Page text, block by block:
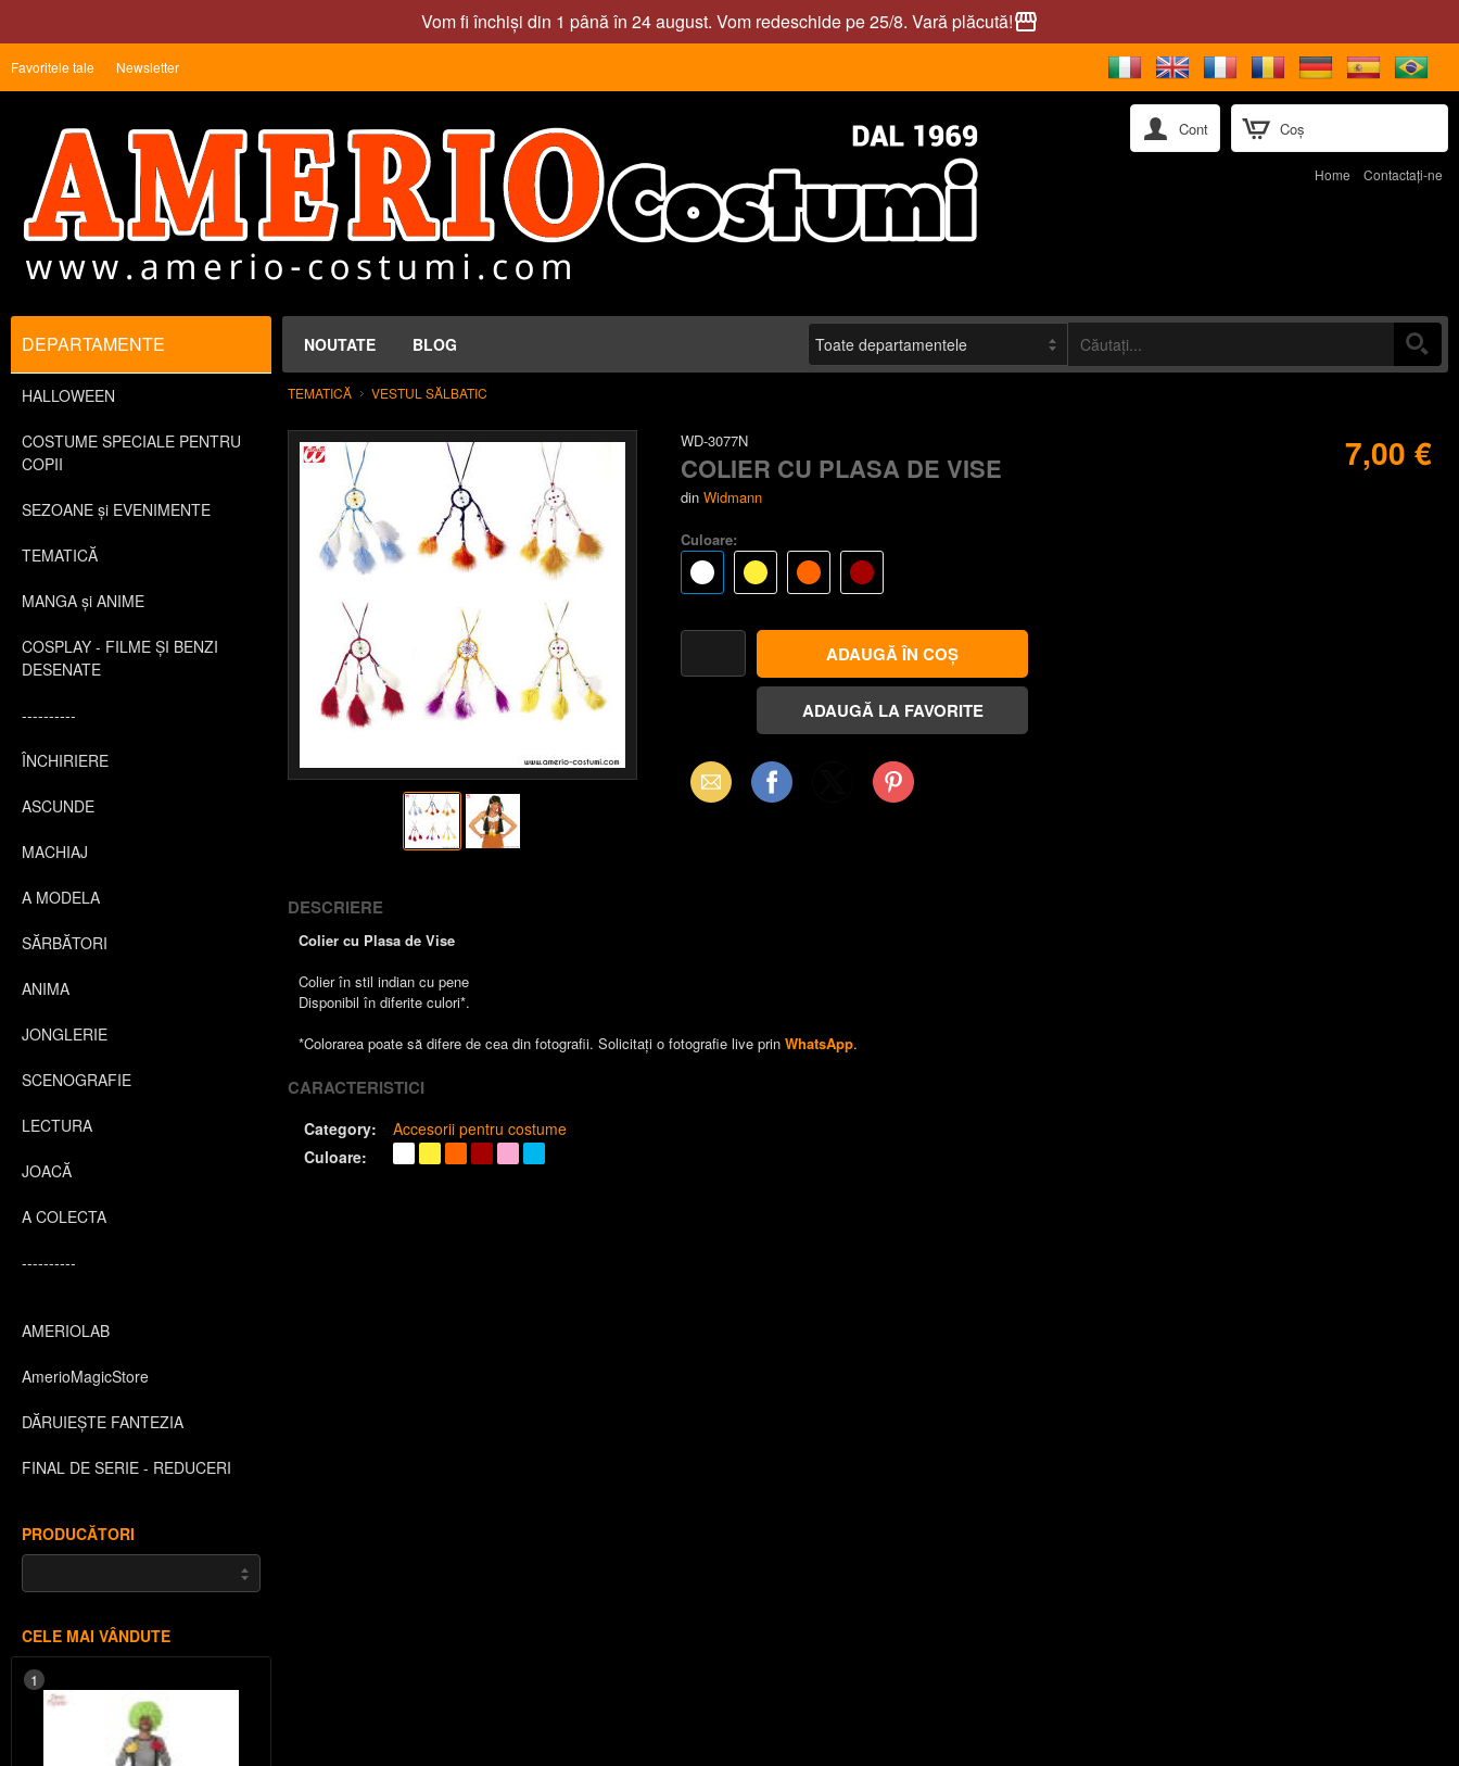
Vom fi închiși din 1 până în 24 august. Vom redeschide pe 25/8. Vară plăcută!storefront
Coș
Favoritele tale Newsletter
Cont
Home Contactaţi-ne
NOUTATE BLOG
DEPARTAMENTE
HALLOWEEN
COSTUME SPECIALE PENTRU
COPII
SEZOANE și EVENIMENTE
TEMATICĂ
MANGA și ANIME
COSPLAY - FILME ȘI BENZI
DESENATE
----------
ÎNCHIRIERE
ASCUNDE
MACHIAJ
A MODELA
SĂRBĂTORI
ANIMA
JONGLERIE
SCENOGRAFIE
LECTURA
JOACĂ
A COLECTA
----------
AMERIOLAB
AmerioMagicStore
DĂRUIEȘTE FANTEZIA
FINAL DE SERIE - REDUCERI
PRODUCĂTORI
CELE MAI VÂNDUTE
1
TEMATICĂ VESTUL SĂLBATIC
WD-3077N
COLIER CU PLASA DE VISE
din Widmann
Culoare:
7,00 €
Email Facebook Pinterest
DESCRIERE
Colier cu Plasa de Vise
Colier în stil indian cu pene
Disponibil în diferite culori*.
*Colorarea poate să difere de cea din fotografii. Solicitați o fotografie live prin WhatsApp.
CARACTERISTICI
Category:
Accesorii pentru costume
Culoare: